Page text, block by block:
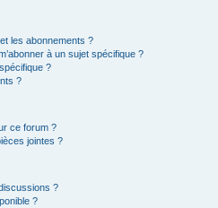
les abonnements ?
à un sujet spécifique ?
?
?
ce forum ?
jointes ?
?
?